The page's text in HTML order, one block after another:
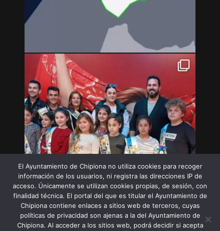
El Ayuntamiento de Chipiona no utiliza cookies para recoger
información de los usuarios, ni registra las direcciones IP de
acceso. Únicamente se utilizan cookies propias, de sesión, con
finalidad técnica. El portal del que es titular el Ayuntamiento de
Chipiona contiene enlaces a sitios web de terceros, cuyas
políticas de privacidad son ajenas a la del Ayuntamiento de
Chipiona. Al acceder a los sitios web, podrá decidir si acepta